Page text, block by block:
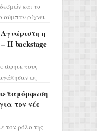
και το
σύμπαν ρίχνει
η
H backstage
άφησε τους
ως
τον νέο
τον ρόλο της